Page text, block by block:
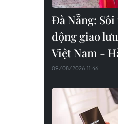
Đà Nẵng:
động giao
Việt Nam -
09/08/2026 11:46